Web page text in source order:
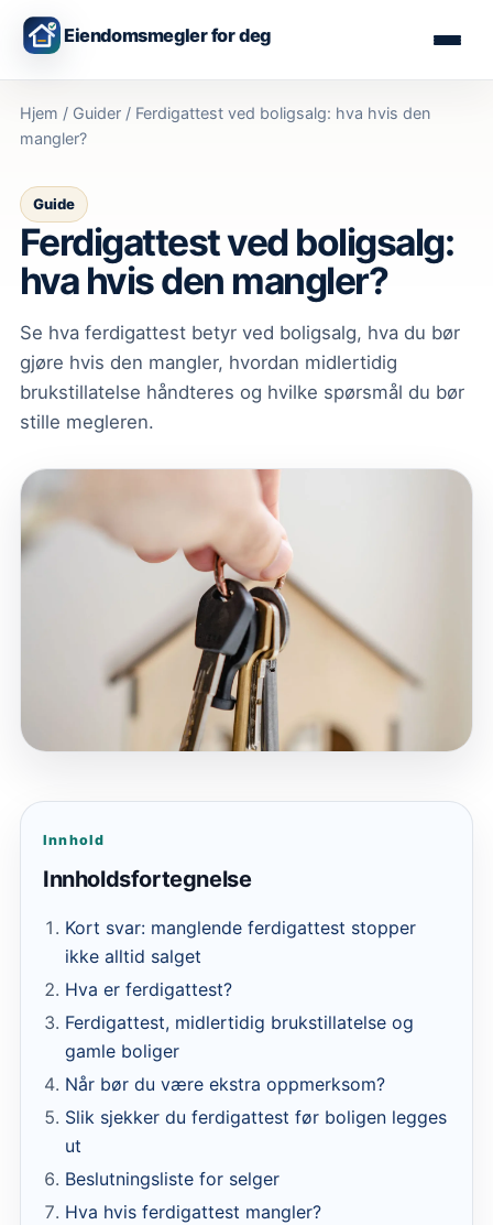
Eiendomsmegler for deg
Hjem / Guider / Ferdigattest ved boligsalg: hva hvis den
mangler?
Guide
Ferdigattest ved boligsalg:
hva hvis den mangler?
Se hva ferdigattest betyr ved boligsalg, hva du bør
gjøre hvis den mangler, hvordan midlertidig
brukstillatelse håndteres og hvilke spørsmål du bør
stille megleren.
Innhold
Innholdsfortegnelse
Kort svar: manglende ferdigattest stopper
ikke alltid salget
Hva er ferdigattest?
Ferdigattest, midlertidig brukstillatelse og
gamle boliger
Når bør du være ekstra oppmerksom?
Slik sjekker du ferdigattest før boligen legges
ut
Beslutningsliste for selger
Hva hvis ferdigattest mangler?